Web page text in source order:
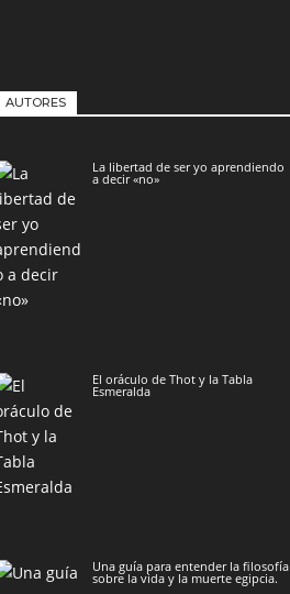
AUTORES
La libertad de ser yo aprendiendo
a decir «no»
El oráculo de Thot y la Tabla
Esmeralda
Una guía para entender la filosofía
sobre la vida y la muerte egipcia.